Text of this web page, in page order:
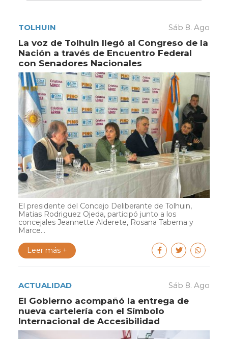
TOLHUIN Sáb 8. Ago
La voz de Tolhuin llegó al Congreso de la
Nación a través de Encuentro Federal
con Senadores Nacionales
El presidente del Concejo Deliberante de Tolhuin,
Matias Rodriguez Ojeda, participó junto a los
concejales Jeannette Alderete, Rosana Taberna y
Marce...
Leer más +
ACTUALIDAD Sáb 8. Ago
El Gobierno acompañó la entrega de
nueva cartelería con el Símbolo
Internacional de Accesibilidad